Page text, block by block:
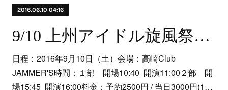
2016.06.10 04:16
9/10 上州アイドル旋風祭vol.17
日程：2016年9月10日（土）会場：高崎Club
JAMMER'S時間：１部 開場10:40 開演11:00２部 開
場15:45 開演16:00料金：予約2500円 / 当日3000円(1…